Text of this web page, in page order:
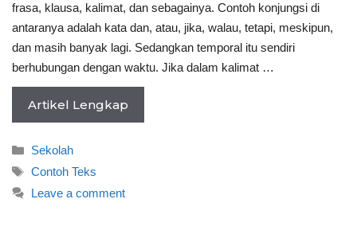
frasa, klausa, kalimat, dan sebagainya. Contoh konjungsi di
antaranya adalah kata dan, atau, jika, walau, tetapi, meskipun,
dan masih banyak lagi. Sedangkan temporal itu sendiri
berhubungan dengan waktu. Jika dalam kalimat …
Artikel Lengkap
Categories
Sekolah
Tags
Contoh Teks
Leave a comment